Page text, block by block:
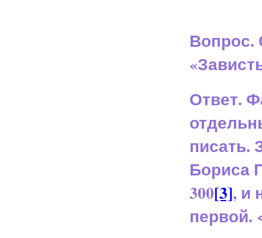
Вопрос.
Ответ.
писать.
Бориса
300[3], и
первой.